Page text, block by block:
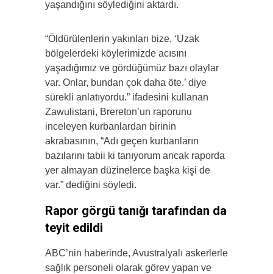
yaşandığını söylediğini aktardı.
“Öldürülenlerin yakınları bize, ‘Uzak
bölgelerdeki köylerimizde acısını
yaşadığımız ve gördüğümüz bazı olaylar
var. Onlar, bundan çok daha öte.’ diye
sürekli anlatıyordu.” ifadesini kullanan
Zawulistani, Brereton’un raporunu
inceleyen kurbanlardan birinin
akrabasının, “Adı geçen kurbanların
bazılarını tabii ki tanıyorum ancak raporda
yer almayan düzinelerce başka kişi de
var.” dediğini söyledi.
Rapor görgü tanığı tarafından da
teyit edildi
ABC’nin haberinde, Avustralyalı askerlerle
sağlık personeli olarak görev yapan ve